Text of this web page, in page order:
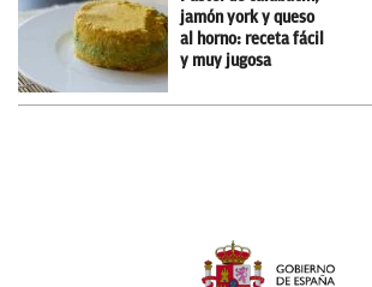
jamón york y queso
al horno: receta fácil
y muy jugosa